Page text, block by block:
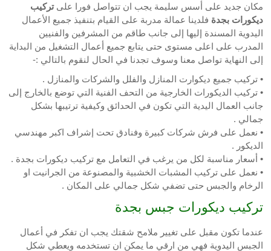
مكان جديد على أسس سليمة يجب ان تتواصل فورا علىتركيب
ديكورات بجدة فلدينا عمالة مدربة على القيام بتنفيذ جميع الأعمال
اليدوية المسندة إليها إلى جانب طاقم من المشرفين والفنيين
المدرب على اعلى مستوى حتى يتابع جميع أعمال التشغيل من البداية
إلى النهاية تواصل معنا وسوف تجدنا في الحال لنقوم بالتالي :-
• تركيب جميع ديكوارت المنازل والفلل والشركات والمنازل .
• تركيب الديكورات الخارجية من التحف الفنية التي توضع بالخارج إلى
جانب العمال اليدية التي تكون في الحدائق وكيفية ترتيبها بشكل
جمالي .
• نعمل على فرش شركات كبيرة وفنادق تحت إشراف اكبر مهندسي
الديكور .
• أسعار مناسبة لكل من يرغب في التعامل مع تركيب ديكورات بجدة .
• نعمل على تركيب المشبات الخشبية والمصنوعة من الجرانيت او
الرخام والجبس حتى تضفي شكل جمالي على المكان .
تركيب ديكورات جبس بجدة
عندما تكون مقبل على تغيير ملامح شقتك يجب ان تفكر في أعمال
الجبس اليدوية فهي من ارقي ما يمكن ان تستخدمه ويعطي شكل